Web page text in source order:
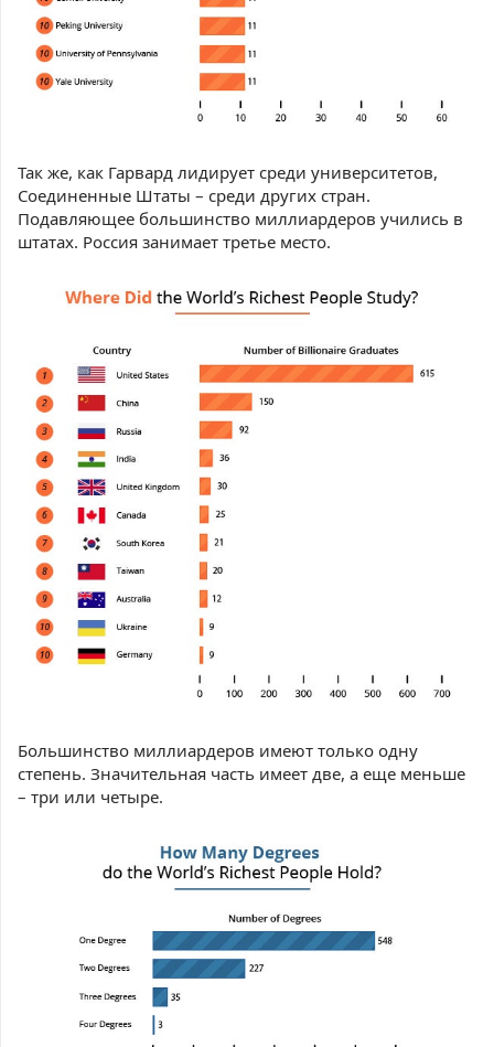
Так же, как Гарвард лидирует среди университетов,
Соединенные Штаты – среди других стран.
Подавляющее большинство миллиардеров учились в
штатах. Россия занимает третье место.
Большинство миллиардеров имеют только одну
степень. Значительная часть имеет две, а еще меньше
– три или четыре.